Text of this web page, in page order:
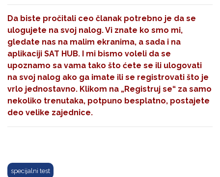
Da biste pročitali ceo članak potrebno je da se
ulogujete na svoj nalog. Vi znate ko smo mi,
gledate nas na malim ekranima, a sada i na
aplikaciji SAT HUB. I mi bismo voleli da se
upoznamo sa vama tako što ćete se ili ulogovati
na svoj nalog ako ga imate ili se registrovati što je
vrlo jednostavno. Klikom na „Registruj se“ za samo
nekoliko trenutaka, potpuno besplatno, postajete
deo velike zajednice.
specijalni test